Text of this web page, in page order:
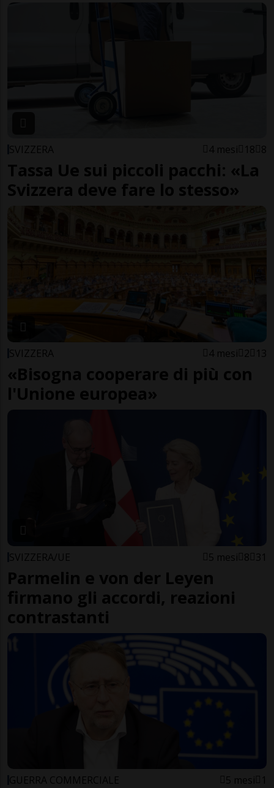
SVIZZERA 4 mesi 18 8
Tassa Ue sui piccoli pacchi: «La
Svizzera deve fare lo stesso»
SVIZZERA 4 mesi 2 13
«Bisogna cooperare di più con
l'Unione europea»
SVIZZERA/UE 5 mesi 8 31
Parmelin e von der Leyen
firmano gli accordi, reazioni
contrastanti
GUERRA COMMERCIALE 5 mesi 1